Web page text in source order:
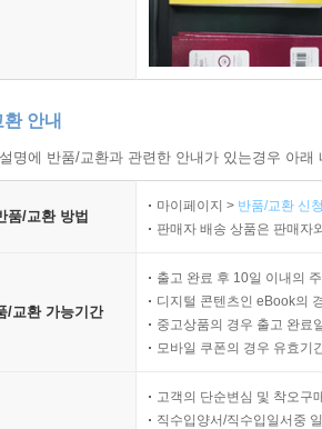
안내
명에 반품/교환과 관련한 안내가 있는경우 아
품/교환 방법
마이페이지 > 반품/교환 신
판매자 배송 상품은 판매자
/교환 가능기간
출고 완료 후 10일 이내의
디지털 콘텐츠인 eBook의
중고상품의 경우 출고 완료
모바일 쿠폰의 경우 유효기
고객의 단순변심 및 착오구
직수입양서/직수입일서중